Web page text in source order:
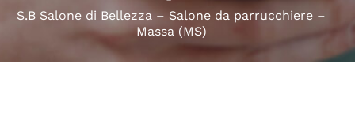
S.B Salone di Bellezza – Salone da parrucchiere –
Massa (MS)